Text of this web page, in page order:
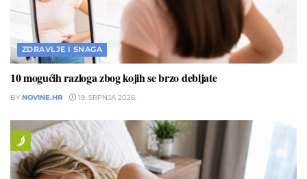
ZDRAVLJE I SNAGA
10 mogućih razloga zbog kojih se brzo debljate
BY NOVINE.HR 19. SRPNJA 2026.